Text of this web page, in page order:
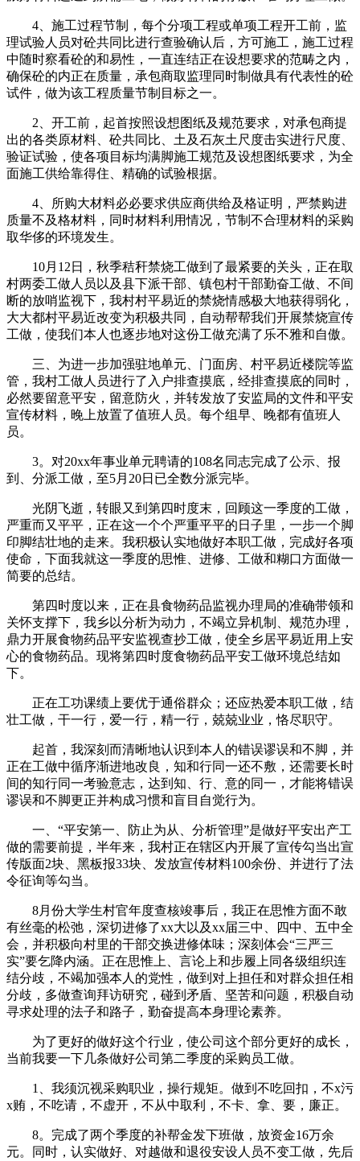
4、施工过程节制，每个分项工程或单项工程开工前，监
理试验人员对砼共同比进行查验确认后，方可施工，施工过程
中随时察看砼的和易性，一直连结正在设想要求的范畴之内，
确保砼的内正在质量，承包商取监理同时制做具有代表性的砼
试件，做为该工程质量节制目标之一。
2、开工前，起首按照设想图纸及规范要求，对承包商提
出的各类原材料、砼共同比、土及石灰土尺度击实进行尺度、
验证试验，使各项目标均满脚施工规范及设想图纸要求，为全
面施工供给靠得住、精确的试验根据。
4、所购大材料必必要求供应商供给及格证明，严禁购进
质量不及格材料，同时材料利用情况，节制不合理材料的采购
取华侈的环境发生。
10月12日，秋季秸秆禁烧工做到了最紧要的关头，正在取
村两委工做人员以及县下派干部、镇包村干部勤奋工做、不间
断的放哨监视下，我村村平易近的禁烧情感极大地获得弱化，
大大都村平易近改变为积极共同，自动帮帮我们开展禁烧宣传
工做，使我们本人也逐步地对这份工做充满了乐不雅和自傲。
三、为进一步加强驻地单元、门面房、村平易近楼院等监
管，我村工做人员进行了入户排查摸底，经排查摸底的同时，
必然要留意平安，留意防火，并转发放了安监局的文件和平安
宣传材料，晚上放置了值班人员。每个组早、晚都有值班人
员。
3。对20xx年事业单元聘请的108名同志完成了公示、报
到、分派工做，至5月20日已全数分派完毕。
光阴飞逝，转眼又到第四时度末，回顾这一季度的工做，
严重而又平平，正在这一个个严重平平的日子里，一步一个脚
印脚结壮地的走来。我积极认实地做好本职工做，完成好各项
使命，下面我就这一季度的思惟、进修、工做和糊口方面做一
简要的总结。
第四时度以来，正在县食物药品监视办理局的准确带领和
关怀支撑下，我乡以分析为动力，不竭立异机制、规范办理，
鼎力开展食物药品平安监视查抄工做，使全乡居平易近用上安
心的食物药品。现将第四时度食物药品平安工做环境总结如
下。
正在工功课绩上要优于通俗群众；还应热爱本职工做，结
壮工做，干一行，爱一行，精一行，兢兢业业，恪尽职守。
起首，我深刻而清晰地认识到本人的错误谬误和不脚，并
正在工做中循序渐进地改良，知和行同一还不敷，还需要长时
间的知行同一考验意志，达到知、行、意的同一，才能将错误
谬误和不脚更正并构成习惯和盲目自觉行为。
一、“平安第一、防止为从、分析管理”是做好平安出产工
做的需要前提，半年来，我村正在辖区内开展了宣传勾当出宣
传版面2块、黑板报33块、发放宣传材料100余份、并进行了法
令征询等勾当。
8月份大学生村官年度查核竣事后，我正在思惟方面不敢
有丝毫的松弛，深切进修了xx大以及xx届三中、四中、五中全
会，并积极向村里的干部交换进修体味；深刻体会“三严三
实”要乞降内涵。正在思惟上、言论上和步履上同各级组织连
结分歧，不竭加强本人的党性，做到对上担任和对群众担任相
分歧，多做查询拜访研究，碰到矛盾、坚苦和问题，积极自动
寻求处理的法子和路子，勤奋提高本身理论素养。
为了更好的做好这个行业，使公司这个部分更好的成长，
当前我要一下几条做好公司第二季度的采购员工做。
1、我须沉视采购职业，操行规矩。做到不吃回扣，不x污
x贿，不吃请，不虚开，不从中取利，不卡、拿、要，廉正。
8。完成了两个季度的补帮金发下班做，放资金16万余
元。同时，认实做好、对越做和退役安设人员不变工做，先后